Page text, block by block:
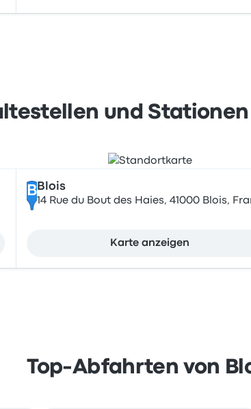
und Stationen
B Blois
14 Rue du Bout des Haies, 41000 Blois,
Karte anzeigen
Top-Abfahrten von